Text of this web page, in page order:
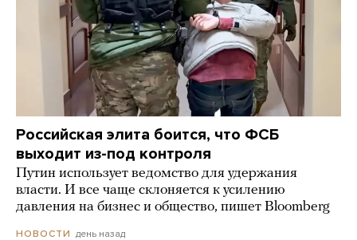
Российская элита боится, что ФСБ
выходит из-под контроля
Путин использует ведомство для удержания
власти. И все чаще склоняется к усилению
давления на бизнес и общество, пишет Bloomberg
НОВОСТИ день назад